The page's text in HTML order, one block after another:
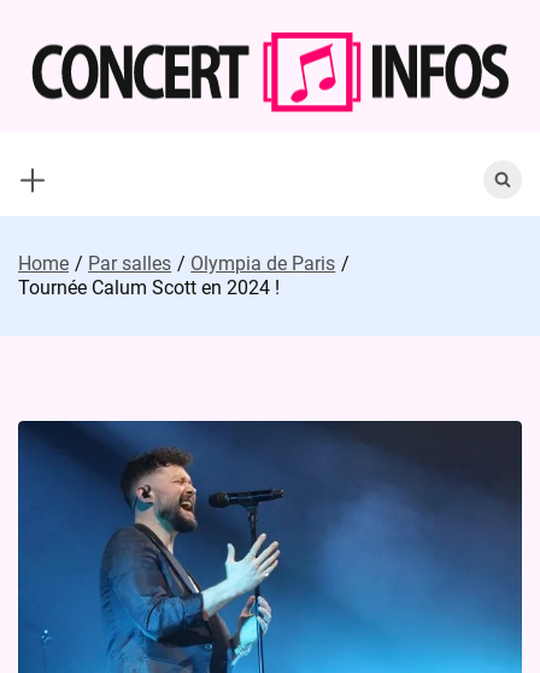
content
for:
Home Par salles
Olympia de Paris
Tournée Calum Scott en 2024 !